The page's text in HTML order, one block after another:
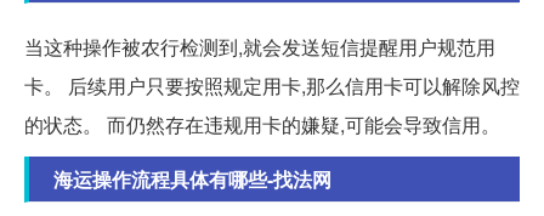
当这种操作被农行检测到,就会发送短信提醒用户规范用
卡。 后续用户只要按照规定用卡,那么信用卡可以解除风控
的状态。 而仍然存在违规用卡的嫌疑,可能会导致信用。
海运操作流程具体有哪些-找法网